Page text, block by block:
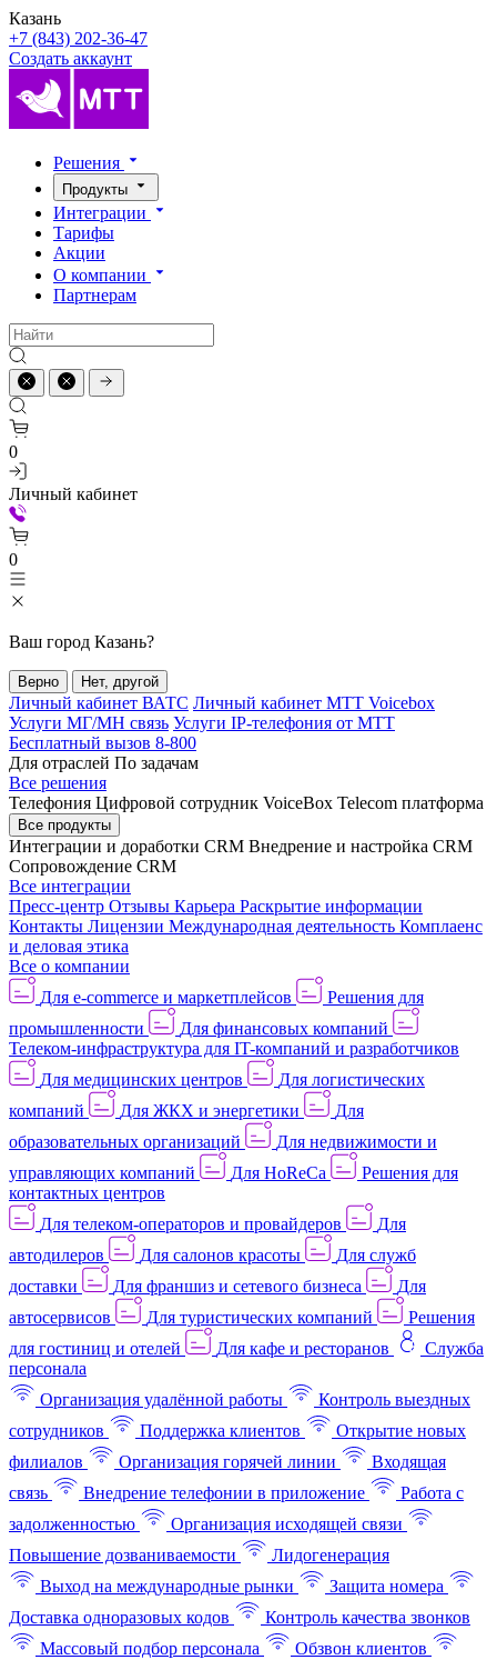
Казань
+7 (843) 202-36-47
Создать аккаунт
Решения
Продукты
Интеграции
Тарифы
Акции
О компании
Партнерам
0
Личный кабинет
0
Ваш город Казань?
Верно Нет, другой
Личный кабинет ВАТС Личный кабинет МТТ Voicebox
Услуги МГ/МН связь Услуги IP-телефония от МТТ
Бесплатный вызов 8-800
Для отраслей По задачам
Все решения
Телефония Цифровой сотрудник VoiceBox Telecom платформа
Все продукты
Интеграции и доработки CRM Внедрение и настройка CRM
Сопровождение CRM
Все интеграции
Пресс-центр Отзывы Карьера Раскрытие информации
Контакты Лицензии Международная деятельность Комплаенс
и деловая этика
Все о компании
Для e-commerce и маркетплейсов
Решения для
промышленности
Для финансовых компаний
Телеком-инфраструктура для IT-компаний и разработчиков
Для медицинских центров
Для логистических
компаний
Для ЖКХ и энергетики
Для
образовательных организаций
Для недвижимости и
управляющих компаний
Для HoReCa
Решения для
контактных центров
Для телеком-операторов и провайдеров
Для
автодилеров
Для салонов красоты
Для служб
доставки
Для франшиз и сетевого бизнеса
Для
автосервисов
Для туристических компаний
Решения
для гостиниц и отелей
Для кафе и ресторанов
Служба
персонала
Организация удалённой работы
Контроль выездных
сотрудников
Поддержка клиентов
Открытие новых
филиалов
Организация горячей линии
Входящая
связь
Внедрение телефонии в приложение
Работа с
задолженностью
Организация исходящей связи
Повышение дозваниваемости
Лидогенерация
Выход на международные рынки
Защита номера
Доставка одноразовых кодов
Контроль качества звонков
Массовый подбор персонала
Обзвон клиентов